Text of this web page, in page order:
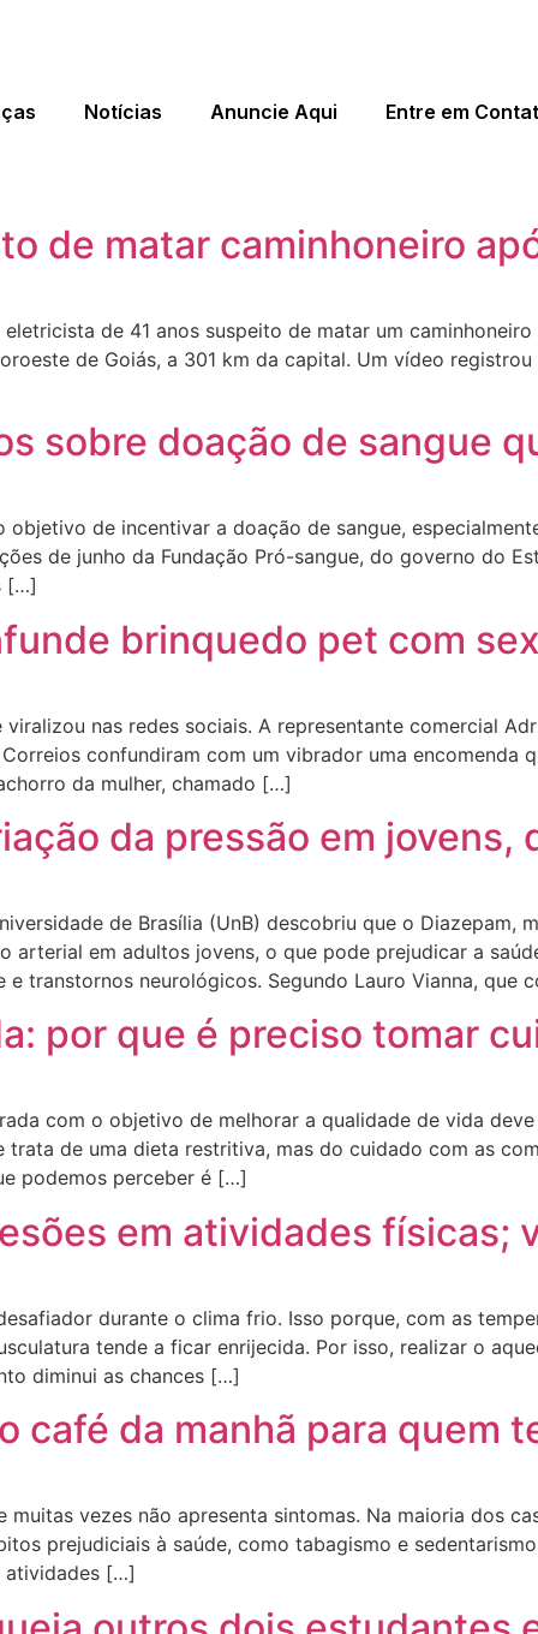
Notícias Anuncie Aqui Entre em
de matar caminhoneiro
de 41 anos suspeito de matar um
de Goiás, a 301 km da capital. Um vídeo
sobre doação de sangue
de incentivar a doação de sangue,
de junho da Fundação Pró-sangue, do governo do
[…]
brinquedo pet com
nas redes sociais. A representante comercial
confundiram com um vibrador uma encomenda
da mulher, chamado […]
da pressão em jovens,
de Brasília (UnB) descobriu que o Diazepam,
arterial em adultos jovens, o que pode prejudicar a
transtornos neurológicos. Segundo Lauro Vianna, que
por que é preciso tomar
com o objetivo de melhorar a qualidade de vida
de uma dieta restritiva, mas do cuidado com as
podemos perceber é […]
em atividades físicas;
durante o clima frio. Isso porque, com as
tende a ficar enrijecida. Por isso, realizar o
diminui as chances […]
café da manhã para quem
vezes não apresenta sintomas. Na maioria dos
prejudiciais à saúde, como tabagismo e
atividades […]